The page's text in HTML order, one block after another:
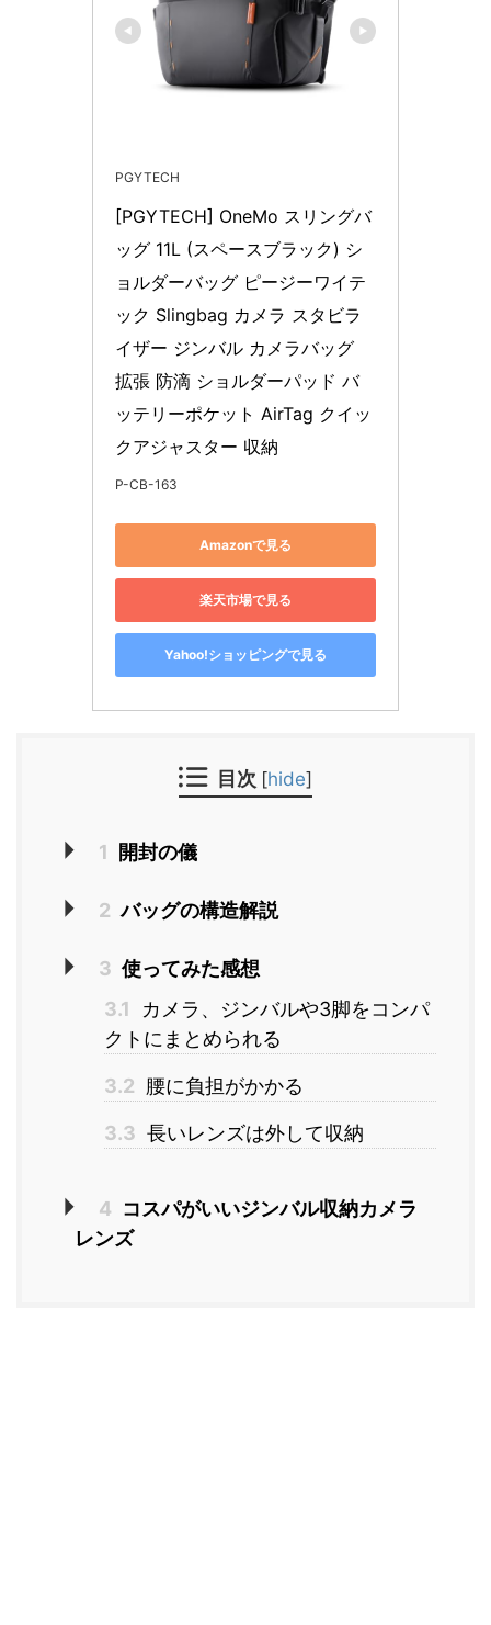
PGYTECH
[PGYTECH] OneMo スリングバ
ッグ 11L (スペースブラック) シ
ョルダーバッグ ピージーワイテ
ック Slingbag カメラ スタビラ
イザー ジンバル カメラバッグ
拡張 防滴 ショルダーパッド バ
ッテリーポケット AirTag クイッ
クアジャスター 収納
P-CB-163
Amazonで見る
楽天市場で見る
Yahoo!ショッピングで見る
目次 [hide]
1 開封の儀
2 バッグの構造解説
3 使ってみた感想
3.1
カメラ、ジンバルや3脚をコンパ
クトにまとめられる
3.2 腰に負担がかかる
3.3 長いレンズは外して収納
4 コスパがいいジンバル収納カメラ
レンズ